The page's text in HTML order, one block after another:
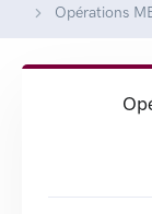
Opérations